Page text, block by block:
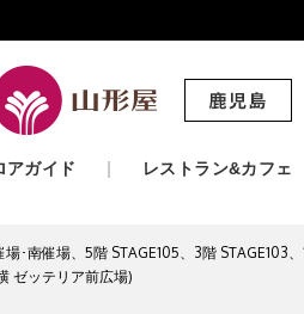
アガイド レストラン&カフェ
･南催場、5階 STAGE105、3階 STAGE103
ゼッテリア前広場)